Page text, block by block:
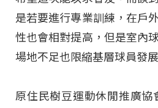
是若要進行專業訓練，在戶
性也會相對提高，但是室內
場地不足也限縮基層球員發展
原住民樹豆運動休閒推廣協